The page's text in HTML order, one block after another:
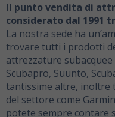
Il punto vendita di
considerato dal 1991
La nostra sede ha
trovare tutti i prodotti
attrezzature subacquee
Scubapro, Suunto,
tantissime altre,
del settore come
potete sempre contare